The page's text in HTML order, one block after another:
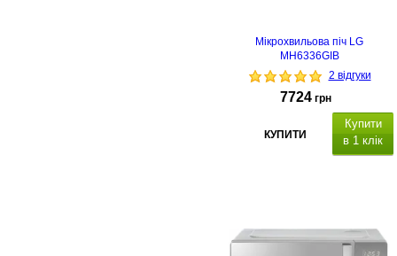
Мікрохвильова піч LG
MH6336GIB
2 відгуки
7724 грн
КУПИТИ
Купити
в 1 клік